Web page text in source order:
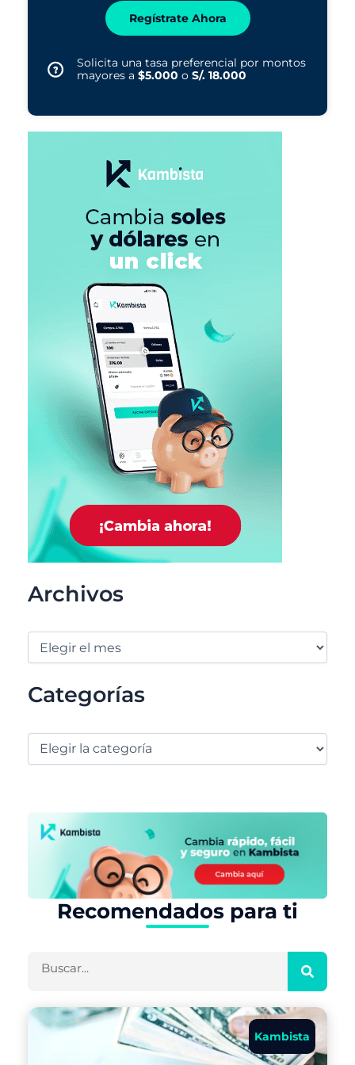
Regístrate Ahora
Solicita una tasa preferencial por montos
mayores a $5.000 o S/. 18.000
Archivos
Categorías
Recomendados para ti
Kambista